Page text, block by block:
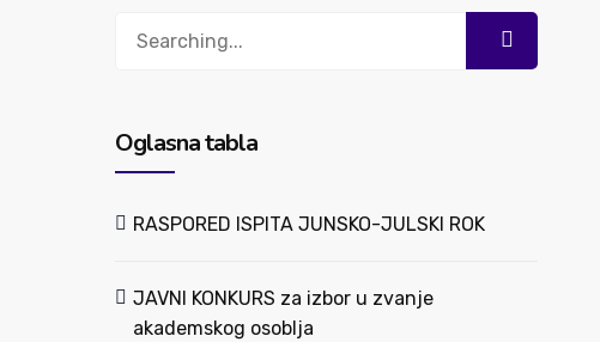
Oglasna tabla
RASPORED ISPITA JUNSKO-JULSKI ROK
JAVNI KONKURS za izbor u zvanje
akademskog osoblja